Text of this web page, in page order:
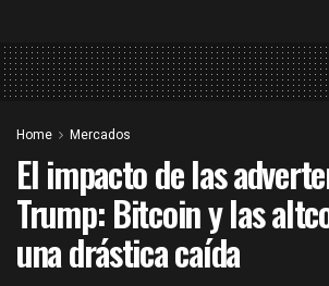
Home Mercados
El impacto de las
Trump: Bitcoin y las
una drástica caída